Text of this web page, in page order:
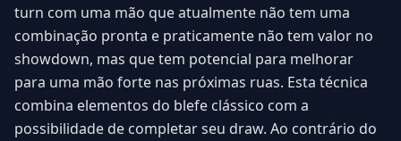
turn com uma mão que atualmente não tem uma
combinação pronta e praticamente não tem valor no
showdown, mas que tem potencial para melhorar
para uma mão forte nas próximas ruas. Esta técnica
combina elementos do blefe clássico com a
possibilidade de completar seu draw. Ao contrário do